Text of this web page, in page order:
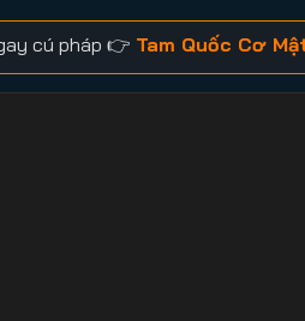
cú pháp 👉 Tam Quốc Cơ